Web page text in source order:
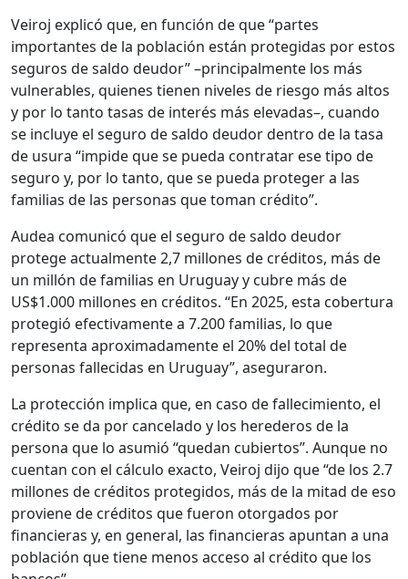
Veiroj explicó que, en función de que “partes
importantes de la población están protegidas por estos
seguros de saldo deudor” –principalmente los más
vulnerables, quienes tienen niveles de riesgo más altos
y por lo tanto tasas de interés más elevadas–, cuando
se incluye el seguro de saldo deudor dentro de la tasa
de usura “impide que se pueda contratar ese tipo de
seguro y, por lo tanto, que se pueda proteger a las
familias de las personas que toman crédito”.
Audea comunicó que el seguro de saldo deudor
protege actualmente 2,7 millones de créditos, más de
un millón de familias en Uruguay y cubre más de
US$1.000 millones en créditos. “En 2025, esta cobertura
protegió efectivamente a 7.200 familias, lo que
representa aproximadamente el 20% del total de
personas fallecidas en Uruguay”, aseguraron.
La protección implica que, en caso de fallecimiento, el
crédito se da por cancelado y los herederos de la
persona que lo asumió “quedan cubiertos”. Aunque no
cuentan con el cálculo exacto, Veiroj dijo que “de los 2.7
millones de créditos protegidos, más de la mitad de eso
proviene de créditos que fueron otorgados por
financieras y, en general, las financieras apuntan a una
población que tiene menos acceso al crédito que los